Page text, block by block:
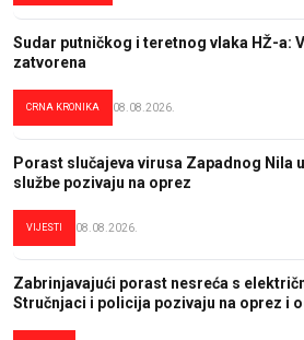
Sudar putničkog i teretnog vlaka HŽ-a:
zatvorena
CRNA KRONIKA 08.08.2026.
Porast slučajeva virusa Zapadnog Nila
službe pozivaju na oprez
VIJESTI 08.08.2026.
Zabrinjavajući porast nesreća s
Stručnjaci i policija pozivaju na oprez i